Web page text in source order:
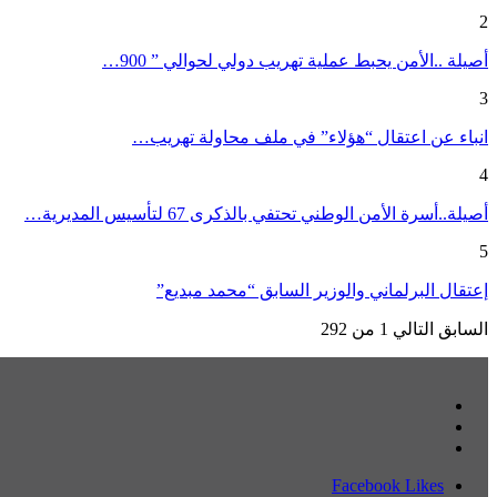
2
أصيلة ..الأمن يحبط عملية تهريب دولي لحوالي ” 900…
3
انباء عن اعتقال “هؤلاء” في ملف محاولة تهريب…
4
أصيلة..أسرة الأمن الوطني تحتفي بالذكرى 67 لتأسيس المديرية…
5
إعتقال البرلماني والوزير السابق “محمد مبديع”
السابق التالي 1 من 292
Facebook Likes